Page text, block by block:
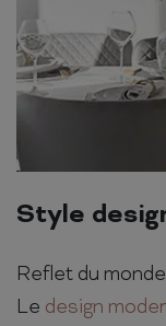
Style
Reflet du
Le design